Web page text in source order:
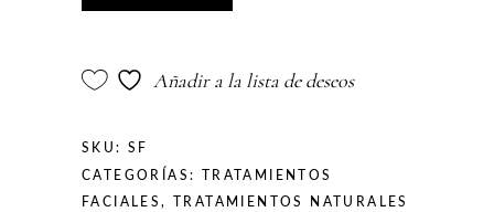
Añadir a la lista de deseos
SKU: SF
CATEGORÍAS:
TRATAMIENTOS
FACIALES, TRATAMIENTOS NATURALES